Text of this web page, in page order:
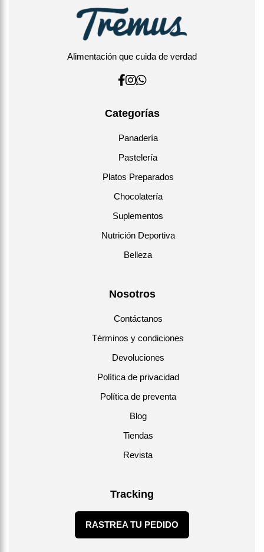
Alimentación que cuida de verdad
Categorías
Panadería
Pastelería
Platos Preparados
Chocolatería
Suplementos
Nutrición Deportiva
Belleza
Nosotros
Contáctanos
Términos y condiciones
Devoluciones
Política de privacidad
Política de preventa
Blog
Tiendas
Revista
Tracking
RASTREA TU PEDIDO